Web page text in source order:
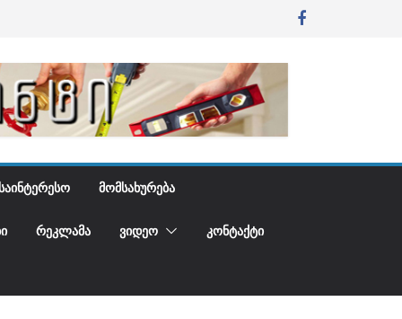
ᲡᲐᲘᲜᲢᲔᲠᲔᲡᲝ ᲛᲝᲛᲡᲐᲮᲣᲠᲔᲑᲐ
ᲠᲔᲙᲚᲐᲛᲐ ᲕᲘᲓᲔᲝ ᲙᲝᲜᲢᲐᲥᲢᲘ